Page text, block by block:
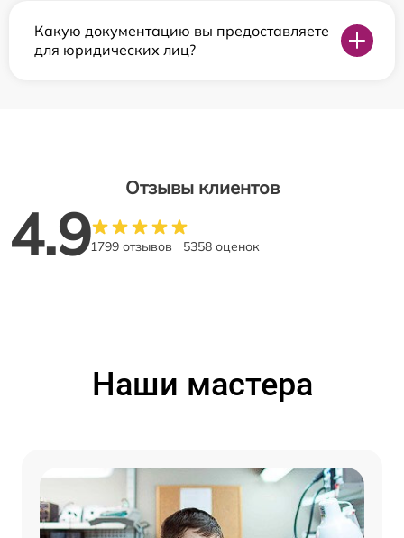
Какую документацию вы предоставляете
для юридических лиц?
Отзывы клиентов
4.91799 отзывов 5358 оценок
Наши мастера